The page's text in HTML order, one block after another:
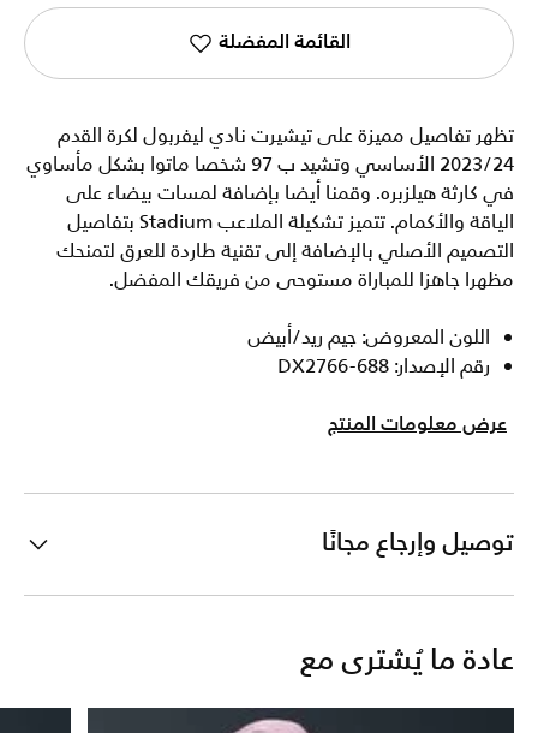
القائمة المفضلة
تظهر تفاصيل مميزة على تيشيرت نادي ليفربول لكرة القدم
2023/24 الأساسي وتشيد ب 97 شخصا ماتوا بشكل مأساوي
في كارثة هيلزبره. وقمنا أيضا بإضافة لمسات بيضاء على
الياقة والأكمام. تتميز تشكيلة الملاعب Stadium بتفاصيل
التصميم الأصلي بالإضافة إلى تقنية طاردة للعرق لتمنحك
مظهرا جاهزا للمباراة مستوحى من فريقك المفضل.
اللون المعروض: جيم ريد/أبيض
رقم الإصدار: DX2766-688
عرض معلومات المنتج
توصيل وإرجاع مجانًا
عادة ما يُشترى مع